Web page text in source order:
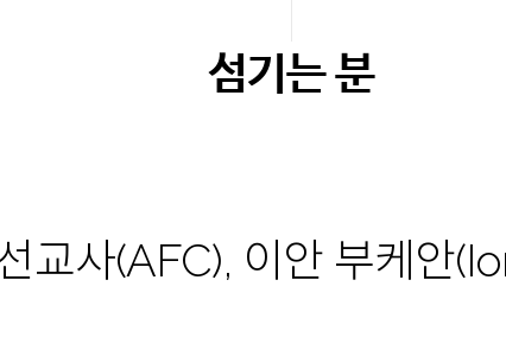
섬기는 분
교사(AFC), 이안 부케안